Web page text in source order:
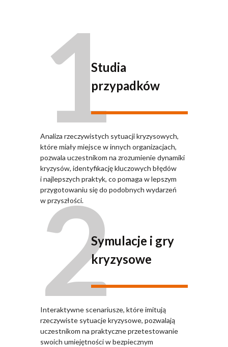
1
Studia
przypadków
Analiza rzeczywistych sytuacji kryzysowych,
które miały miejsce w innych organizacjach,
pozwala uczestnikom na zrozumienie dynamiki
kryzysów, identyfikację kluczowych błędów
i najlepszych praktyk, co pomaga w lepszym
przygotowaniu się do podobnych wydarzeń
w przyszłości.
2Symulacje i gry
kryzysowe
Interaktywne scenariusze, które imitują
rzeczywiste sytuacje kryzysowe, pozwalają
uczestnikom na praktyczne przetestowanie
swoich umiejętności w bezpiecznym